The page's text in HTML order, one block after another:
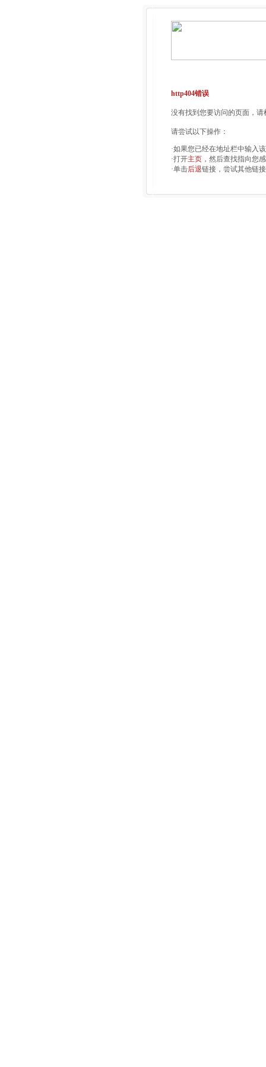
http404错误
没有找到您要访问的页面，
请尝试以下操作：
·如果您已经在地址栏中输入
·打开主页 ，然后查找指向您
·单击后退链接，尝试其他链